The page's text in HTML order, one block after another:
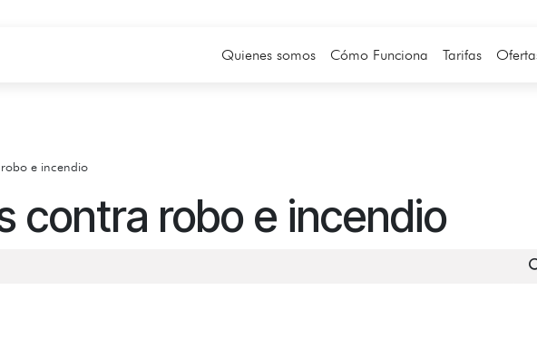
Quienes somos Cómo Funciona Tarifas
e incendio
contra robo e incendio